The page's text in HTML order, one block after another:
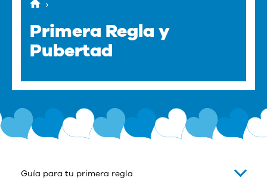
Primera Regla y
Pubertad
Guía para tu primera regla